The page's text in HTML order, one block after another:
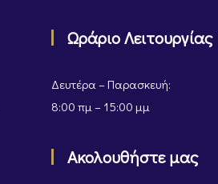
Ωράριο Λειτουργίας
Δευτέρα – Παρασκευή:
8:00 πμ – 15:00 μμ
Ακολουθήστε μας